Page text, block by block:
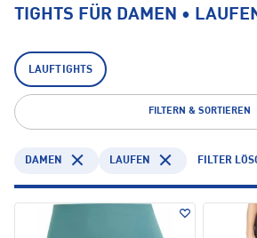
TIGHTS FÜR DAMEN •
LAUFTIGHTS
FILTERN & SORTIEREN
DAMEN LAUFEN FILTER